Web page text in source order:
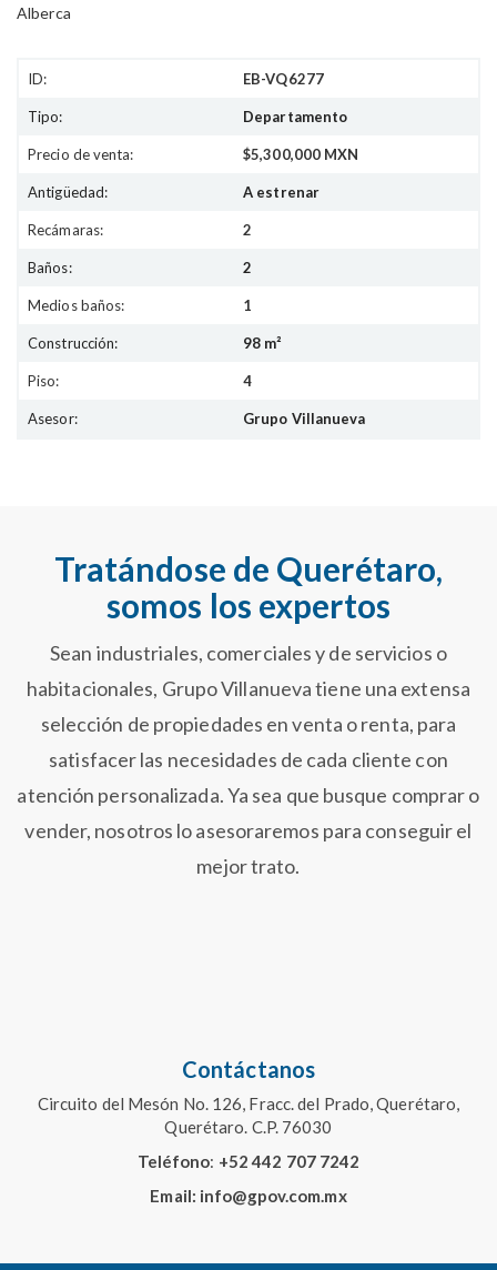
Alberca
ID: EB-VQ6277
Tipo: Departamento
Precio de venta: $5,300,000 MXN
Antigüedad: A estrenar
Recámaras: 2
Baños: 2
Medios baños: 1
Construcción: 98 m²
Piso: 4
Asesor: Grupo Villanueva
Tratándose de Querétaro,
somos los expertos
Sean industriales, comerciales y de servicios o
habitacionales, Grupo Villanueva tiene una extensa
selección de propiedades en venta o renta, para
satisfacer las necesidades de cada cliente con
atención personalizada. Ya sea que busque comprar o
vender, nosotros lo asesoraremos para conseguir el
mejor trato.
Contáctanos
Circuito del Mesón No. 126, Fracc. del Prado, Querétaro,
Querétaro. C.P. 76030
Teléfono: +52 442 707 7242
Email: info@gpov.com.mx